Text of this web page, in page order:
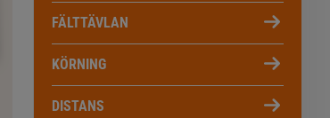
FÄLTTÄVLAN
KÖRNING
DISTANS